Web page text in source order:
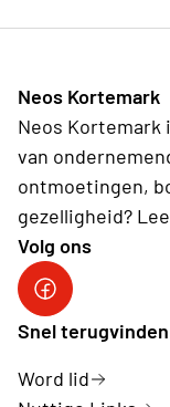
Neos Kortemark
Neos Kortemark
van
ontmoetingen,
gezelligheid?
Volg ons
Snel terugvinden
Word lid